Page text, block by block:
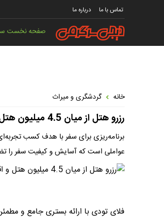
تماس با ما درباره ما
صفحه نخست
خانه گردشگری و میراث
رزرو هتل از میان 4.5 میلیون هتل و اقامتگاه در فلای تودی!
برنامه‌ریزی برای سفر با هدف کسب
عواملی است که آسایش و کیفیت سفر را
فلای تودی با ارائه بستری جامع و